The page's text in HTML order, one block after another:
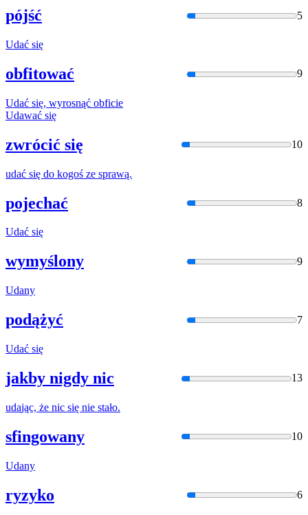
pójść 5
Udać się
obfitować 9
Udać się, wyrosnąć obficie
Udawać się
zwrócić się 10
udać się do kogoś ze sprawą.
pojechać 8
Udać się
wymyślony 9
Udany
podążyć 7
Udać się
jakby nigdy nic 13
udając, że nic się nie stało.
sfingowany 10
Udany
ryzyko 6